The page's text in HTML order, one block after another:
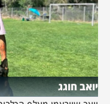
יואב חוגג